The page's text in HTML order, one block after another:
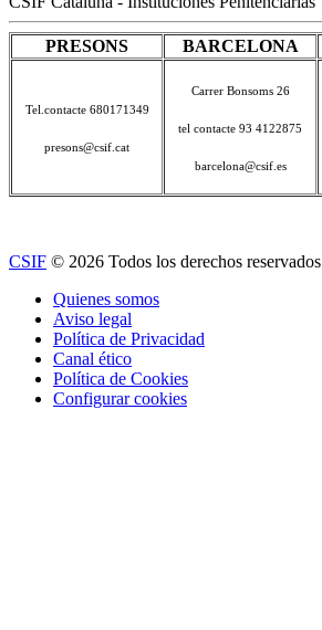
PRESONS BARCELONA
Tel.contacte 680171349
presons@csif.cat
Carrer Bonsoms 26
tel contacte 93 4122875
barcelona@csif.es
CSIF © 2026 Todos los derechos reservados
Quienes somos
Aviso legal
Política de Privacidad
Canal ético
Política de Cookies
Configurar cookies